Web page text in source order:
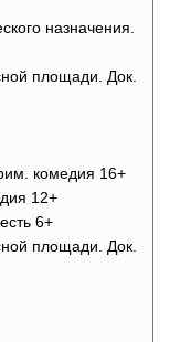
назначения.
площади. Док.
комедия 16+
12+
6+
площади. Док.